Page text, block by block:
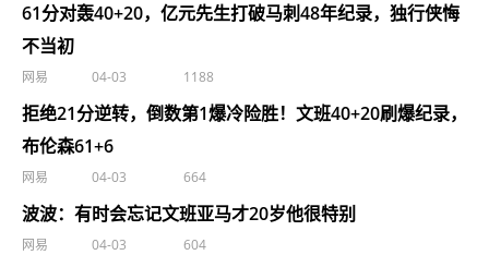
61分对轰40+20，亿元先生打破马刺48年纪录，独行侠悔
不当初
网易 04-03 1188
拒绝21分逆转，倒数第1爆冷险胜！文班40+20刷爆纪录，
布伦森61+6
网易 04-03 664
波波：有时会忘记文班亚马才20岁他很特别
网易 04-03 604